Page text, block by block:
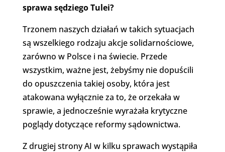
sprawa sędziego Tulei?
Trzonem naszych działań w takich sytuacjach
są wszelkiego rodzaju akcje solidarnościowe,
zarówno w Polsce i na świecie. Przede
wszystkim, ważne jest, żebyśmy nie dopuścili
do opuszczenia takiej osoby, która jest
atakowana wyłącznie za to, że orzekała w
sprawie, a jednocześnie wyrażała krytyczne
poglądy dotyczące reformy sądownictwa.
Z drugiej strony AI w kilku sprawach wystąpiła